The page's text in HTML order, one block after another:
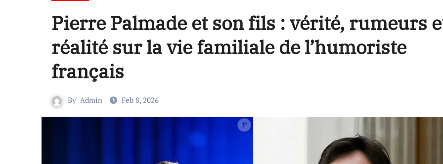
Pierre Palmade et son fils : vérité, rumeurs
réalité sur la vie familiale de l’humoriste
français
By Admin Feb 8, 2026